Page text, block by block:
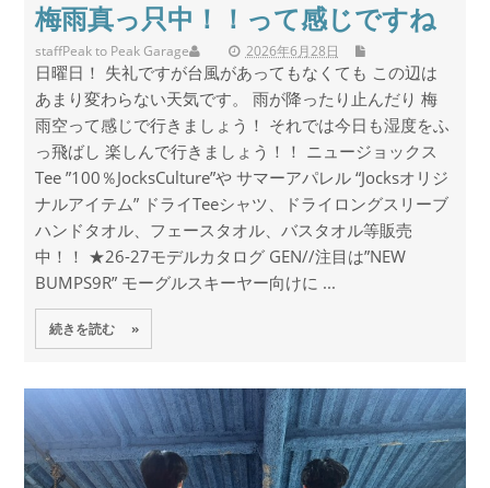
梅雨真っ只中！！って感じですね
staff 2026年6月28日
Peak to Peak Garage
日曜日！ 失礼ですが台風があってもなくても この辺は
あまり変わらない天気です。 雨が降ったり止んだり 梅
雨空って感じで行きましょう！ それでは今日も湿度をふ
っ飛ばし 楽しんで行きましょう！！ ニュージョックス
Tee ”100％JocksCulture”や サマーアパレル “Jocksオリジ
ナルアイテム” ドライTeeシャツ、ドライロングスリーブ
ハンドタオル、フェースタオル、バスタオル等販売
中！！ ★26-27モデルカタログ GEN//注目は”NEW
BUMPS9R” モーグルスキーヤー向けに ...
続きを読む »